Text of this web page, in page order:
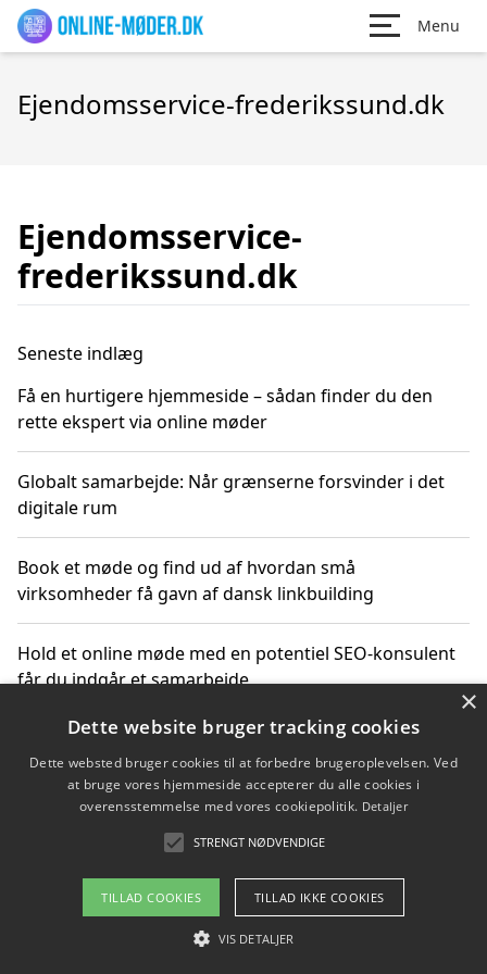
Menu
Ejendomsservice-frederikssund.dk
Ejendomsservice-
frederikssund.dk
Seneste indlæg
Få en hurtigere hjemmeside – sådan finder du den
rette ekspert via online møder
Globalt samarbejde: Når grænserne forsvinder i det
digitale rum
Book et møde og find ud af hvordan små
virksomheder få gavn af dansk linkbuilding
Hold et online møde med en potentiel SEO-konsulent
får du indgår et samarbejde
Hold et møde med en WordPress ekspert og vælg den
mest professionelle til at vedligeholde din løsning
Om / kontakt
Blog Betingelser
×
Dette website bruger tracking cookies
Dette websted bruger cookies til at forbedre brugeroplevelsen. Ved
at bruge vores hjemmeside accepterer du alle cookies i
overensstemmelse med vores cookiepolitik. Detaljer
STRENGT NØDVENDIGE
TILLAD COOKIES TILLAD IKKE COOKIES
VIS DETALJER